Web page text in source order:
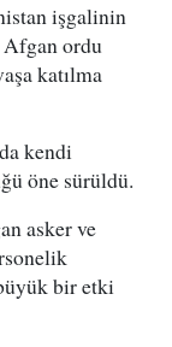
işgalinin
ordu
katılma
kendi
öne sürüldü.
asker ve
bir etki